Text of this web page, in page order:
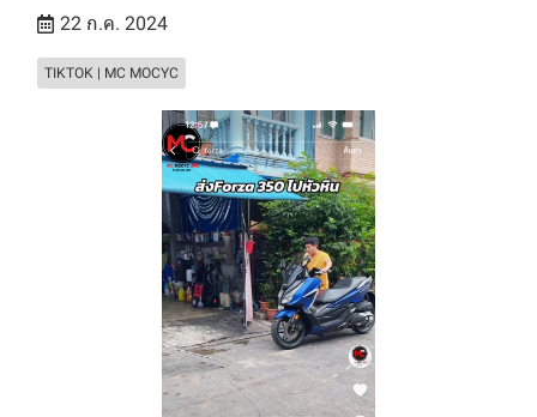
22 ก.ค. 2024
TIKTOK | MC MOCYC